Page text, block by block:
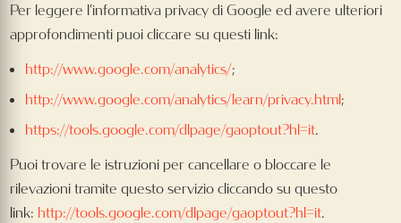
Per leggere l’informativa privacy di Google ed avere ulteriori
approfondimenti puoi cliccare su questi link:
http://www.google.com/analytics/;
http://www.google.com/analytics/learn/privacy.html;
https://tools.google.com/dlpage/gaoptout?hl=it.
Puoi trovare le istruzioni per cancellare o bloccare le
rilevazioni tramite questo servizio cliccando su questo
link: http://tools.google.com/dlpage/gaoptout?hl=it.